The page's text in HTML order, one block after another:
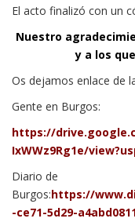
El acto finalizó con un
Nuestro
y a los
Os dejamos enlace de
Gente en Burgos:
https://
IxWWz9Rg1e/
Diario de
Burgos:https://
-ce71-5d29-